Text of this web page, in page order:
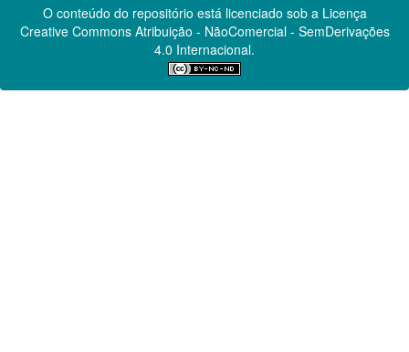
O conteúdo do repositório está licenciado sob a Licença
Creative CommonsAtribuição - NãoComercial - SemDerivações
4.0 Internacional.